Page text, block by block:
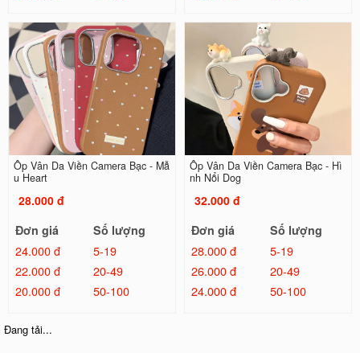
Ốp Vân Da Viền Camera Bạc - Mẫ
u Heart
28.000 đ
Đơn giá
Số lượng
24.000 đ
5-19
22.000 đ
20-49
20.000 đ
50-100
Ốp Vân Da Viền Camera Bạc - Hì
nh Nổi Dog
32.000 đ
Đơn giá
Số lượng
28.000 đ
5-19
26.000 đ
20-49
24.000 đ
50-100